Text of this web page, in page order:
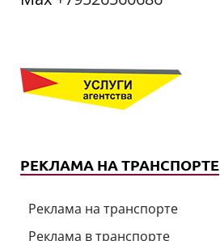
РЕКЛАМА НА ТРАНСПОРТЕ
Реклама на транспорте
Реклама в транспорте